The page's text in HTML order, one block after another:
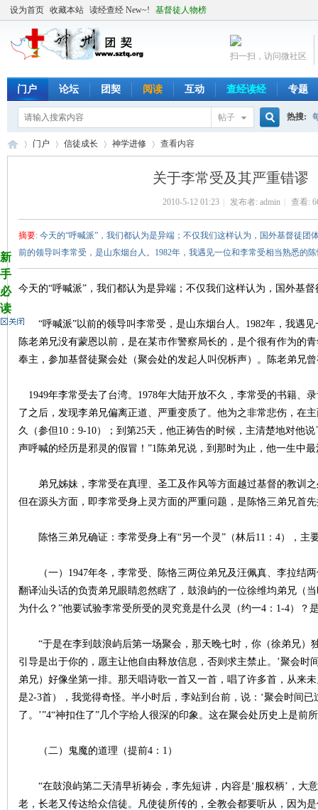
设为首页 收藏本站 读经查经 New~! 基督徒人物榜
扫一扫，访问微社区
门户 论坛 团契 阅读 互动 查经读经 专题
帖子
索
热搜:
门户 信徒成长 神学进修 查看内容
关于李常受及其严重错谬
2010-5-12 01:23 发布者: admin 查看:
摘要: 今天的“呼喊派”，我们都认为是异端；不仅我们这样认为，国外基督徒
前的领导叫李常受，是山东烟台人。1982年，我遇见一位和李常受相当熟悉的
今天的“呼喊派”，我们都认为是异端 ；不仅我们这样认为，国外基督
“呼喊派”以前的领导叫李常受，是山东烟台人。1982年，我遇见
陈老弟兄没有蒙恩以前，是在某市作警察局长的，是个很有作为的
奉主，参加基督徒聚会处（聚会处的发起人叫倪柝声）。陈老弟兄
1949年李常受去了台湾。1978年大陆开放不久，李常受的书籍、
了之后，发现李弟兄偏离正道、严重变质了。他为之非常悲伤，在
久（参但10：9-10）；到第25天，他正祷告的时候，主清楚地对他
声呼喊的经历是邪灵的假冒！”1陈弟兄说，到那时为止，他一生中
弟兄姊妹 ，李常受在真理、圣工及作风等方面越过基督的教训
但在源头方面，即李常受身上灵方面的严重问题，是陈恪三弟兄首
陈恪三弟兄确证：李常受身上有“另一个灵”（林后11：4），主
（一）1947年冬，李常受、陈恪三两位弟兄及汪佩真、李拉结两
翻译汕头话的负责弟兄眼睛忽然瞎了，鼓浪屿的一位徐维均弟兄（
为什么？”他要试验李常受所受的灵究竟是什么灵（约一4：1-4）？
“于是在李到鼓浪屿后第一场聚会，那天晚七时，你（徐弟兄）
引导是出于你的，愿主让他自由释放信息，否则求主禁止。’聚会时
弟兄）好像坐第一排。那天唱诗歌一首又一首，唱了许多首，从来
是2-3首），我觉得奇怪。半小时后，李站到台前，说：‘聚会时间
了。’”4“神扣住了”几个字给人很深的印象。这在聚会处历史上是前
（二）鬼魔的道理（提前4：1）
“在鼓浪屿第二天清早祈祷会，李先短讲，内容是‘服权柄’，大
老，长老又传达给众信徒。凡使徒所传的，全教会都要听从，因为
新
手
必
读